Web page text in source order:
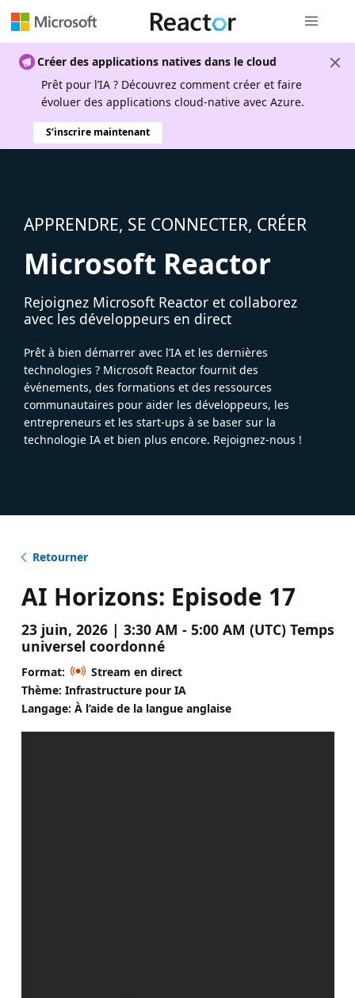
Créer des applications natives dans le cloud
Prêt pour l’IA ? Découvrez comment créer et faire
évoluer des applications cloud-native avec Azure.
S’inscrire maintenant
APPRENDRE, SE CONNECTER, CRÉER
Microsoft Reactor
Rejoignez Microsoft Reactor et collaborez
avec les développeurs en direct
Prêt à bien démarrer avec l’IA et les dernières
technologies ? Microsoft Reactor fournit des
événements, des formations et des ressources
communautaires pour aider les développeurs, les
entrepreneurs et les start-ups à se baser sur la
technologie IA et bien plus encore. Rejoignez-nous !
Retourner
AI Horizons: Episode 17
23 juin, 2026 | 3:30 AM - 5:00 AM (UTC) Temps
universel coordonné
Format:
Stream en direct
Thème: Infrastructure pour IA
Langage: À l’aide de la langue anglaise